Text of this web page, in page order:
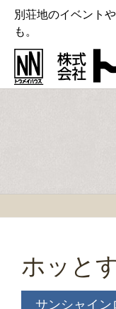
別荘地のイベント
も。
ホッと
サンシャイン